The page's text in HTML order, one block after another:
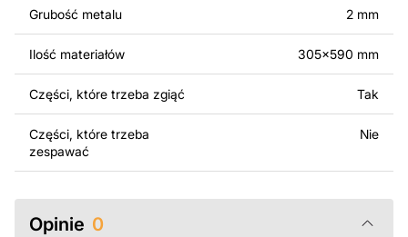
poprzez dodanie tekstu, obrazów lub logo Twojej firmy
potrzeb. Jeśli potrzebujesz indywidualnego projektu
metalowego produktu, skontaktuj się z nami.
Jeśli masz jakiekolwiek pytania lub potrzebujesz
pomocy, skontaktuj się z nami w dowolnym momencie –
Grubość metalu 2 mm
Ilość materiałów 305x590 mm
Części, które trzeba zgiąć Tak
Części, które trzeba
zespawać
Nie
Opinie 0